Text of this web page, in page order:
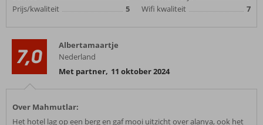
Prijs/kwaliteit
5
Wifi kwaliteit
7
7,0
Albertamaartje
Nederland
Met partner, 11 oktober 2024
Over Mahmutlar:
Het hotel lag op een berg en gaf mooi uitzicht over alanya, ook het